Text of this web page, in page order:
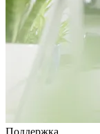
Поддержка